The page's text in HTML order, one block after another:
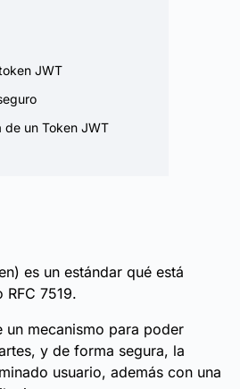
JWT
de un Token JWT
es un estándar qué está
7519.
un mecanismo para poder
y de forma segura, la
usuario, además con una